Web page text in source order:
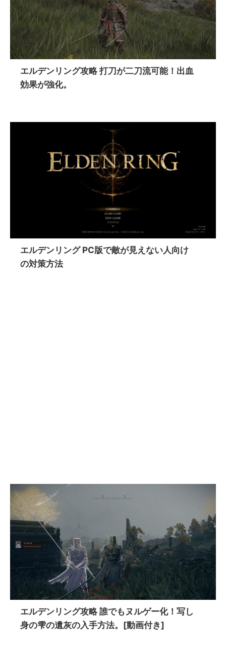
エルデンリング攻略 打刀が二刀流可能！出血
効果が強化。
エルデンリング PC版で敵が見えない人向け
の対策方法
エルデンリング攻略 誰でもヌルゲー化！写し
身の雫の遺灰の入手方法。[動画付き]